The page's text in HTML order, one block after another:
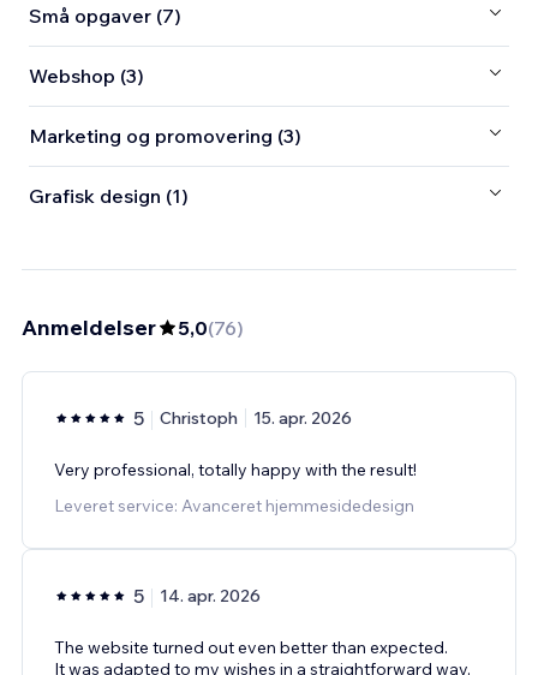
Små opgaver (7)
Webshop (3)
Marketing og promovering (3)
Grafisk design (1)
Anmeldelser 5,0(76)
5 Christoph 15. apr. 2026
Very professional, totally happy with the result!
Leveret service: Avanceret hjemmesidedesign
5 14. apr. 2026
The website turned out even better than expected.
It was adapted to my wishes in a straightforward way,